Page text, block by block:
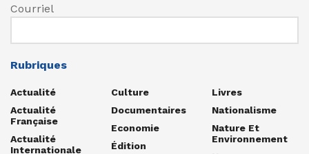
Courriel
Rubriques
Actualité
Actualité
Française
Actualité
Internationale
Culture
Documentaires
Economie
Édition
Livres
Nationalisme
Nature Et
Environnement